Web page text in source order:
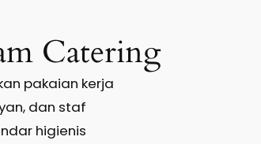
Catering
pakaian kerja
dan staf
higienis